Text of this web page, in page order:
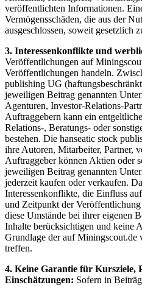
veröffentlichten Informationen.
Vermögensschäden, die aus der
ausgeschlossen, soweit gesetzlich
3. Interessenkonflikte und
Veröffentlichungen auf
Veröffentlichungen handeln.
publishing UG
jeweiligen Beitrag genannten
Agenturen, Investor-Relations-
Auftraggebern kann ein
Relations-, Beratungs- oder
bestehen. Die hanseatic stock
ihre Autoren, Mitarbeiter, Partner,
Auftraggeber können Aktien oder
jeweiligen Beitrag genannten
jederzeit kaufen oder verkaufen.
Interessenkonflikte, die Einfluss
und Zeitpunkt der
diese Umstände bei ihrer eigenen
Inhalte berücksichtigen und keine
Grundlage der auf Miningscout.de
treffen.
4. Keine Garantie für Kursziele,
Einschätzungen: Sofern in